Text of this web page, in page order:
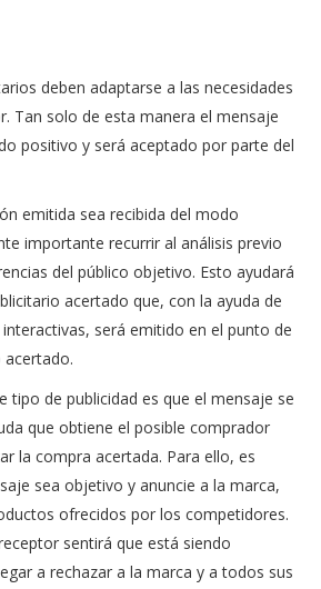
deben adaptarse a las necesidades
Tan solo de esta manera el mensaje
positivo y será aceptado por parte del
emitida sea recibida del modo
importante recurrir al análisis previo
del público objetivo. Esto ayudará
acertado que, con la ayuda de
será emitido en el punto de
tipo de publicidad es que el mensaje se
que obtiene el posible comprador
la compra acertada. Para ello, es
sea objetivo y anuncie a la marca,
ofrecidos por los competidores.
sentirá que está siendo
a rechazar a la marca y a todos sus